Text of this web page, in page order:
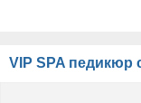
VIP SPA педикюр